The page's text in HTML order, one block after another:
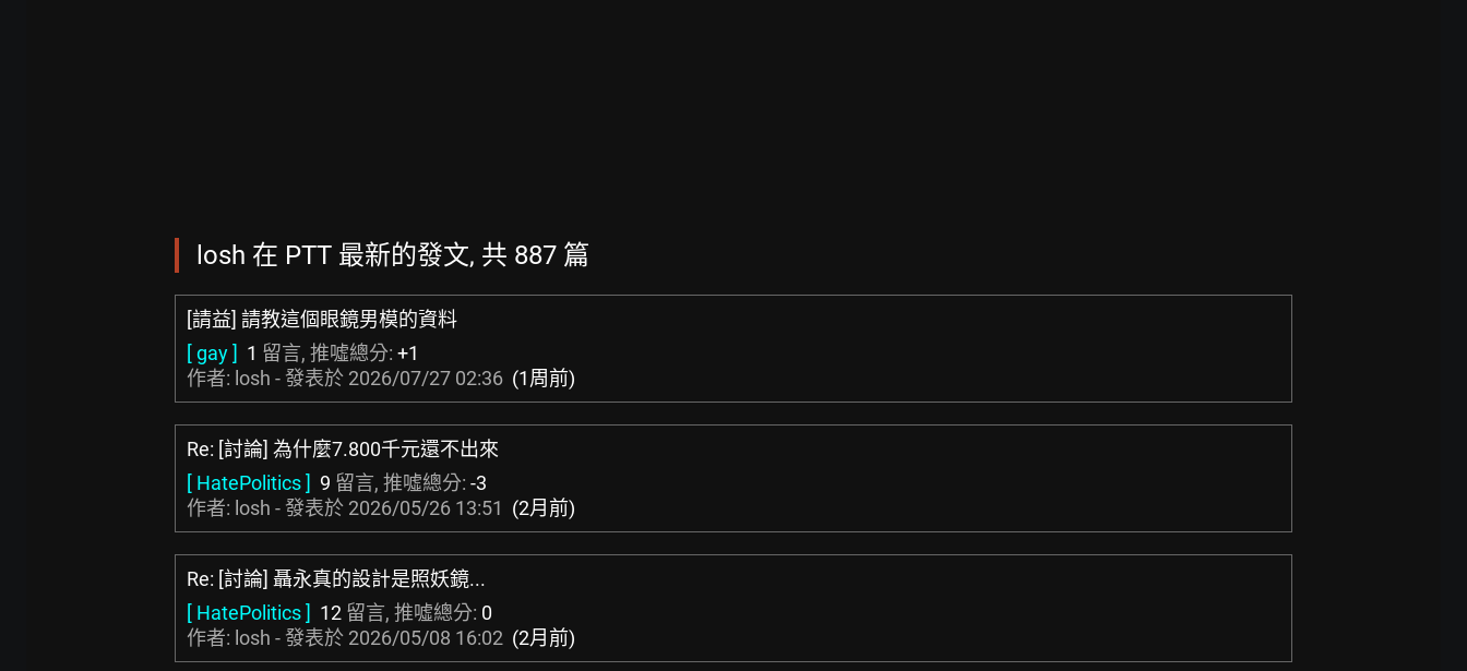
losh 在 PTT 最新的發文, 共 887 篇
[請益] 請教這個眼鏡男模的資料
[ gay ] 1 留言, 推噓總分: +1
作者: losh - 發表於 2026/07/27 02:36 (1周前)
Re: [討論] 為什麼7.800千元還不出來
[ HatePolitics ] 9 留言, 推噓總分: -3
作者: losh - 發表於 2026/05/26 13:51 (2月前)
Re: [討論] 聶永真的設計是照妖鏡...
[ HatePolitics ] 12 留言, 推噓總分: 0
作者: losh - 發表於 2026/05/08 16:02 (2月前)